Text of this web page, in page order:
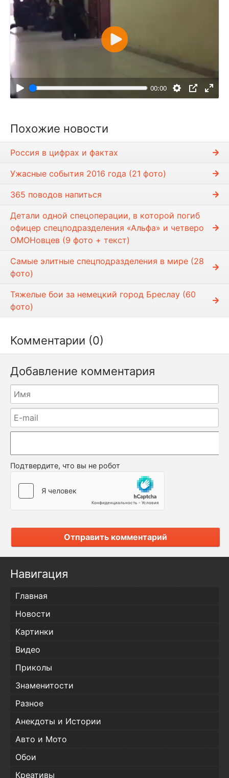
00:00
В
с
п
р
е
с
Похожие новости
Россия в цифрах и фактах
Ужасные события 2016 года (21 фото)
365 поводов напиться
Детали одной спецоперации, в которой погиб
офицер спецподразделения «Альфа» и четверо
ОМОНовцев (9 фото + текст)
Самые элитные спецподразделения в мире (28
фото)
Тяжелые бои за немецкий город Бреслау (60
фото)
Комментарии (0)
Добавление комментария
Подтвердите, что вы не робот
Отправить комментарий
Навигация
Главная
Новости
Картинки
Видео
Приколы
Знаменитости
Разное
Анекдоты и Истории
Авто и Мото
Обои
Креативы